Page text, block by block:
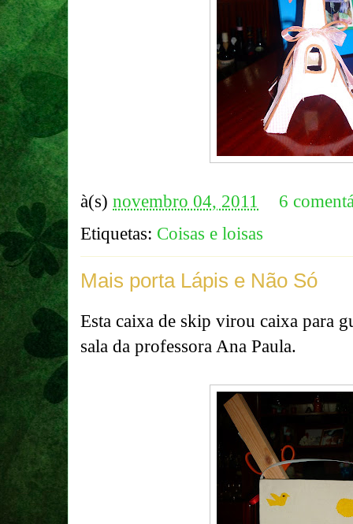
à(s) novembro 04, 2011
6
Etiquetas: Coisas e loisas
Mais porta Lápis e Não Só
Esta caixa de skip virou caixa para
sala da professora Ana Paula.